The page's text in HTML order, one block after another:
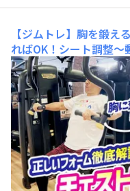
【ジムトレ】胸を鍛え
ればOK！シート調整
ーバーのFUKUです
サンスチャンネル
【ジムトレ】胸を鍛え
ればOK！シート調整
内容です(^^)&n